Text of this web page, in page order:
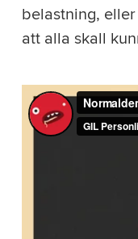
belastning,
att alla skall